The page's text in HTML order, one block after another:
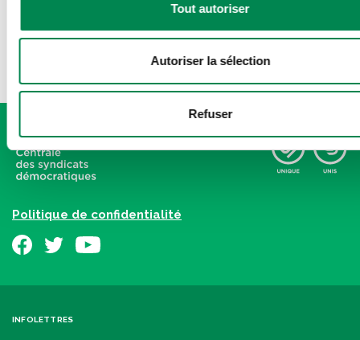
Tout autoriser
Autoriser la sélection
Refuser
Politique de confidentialité
INFOLETTRES